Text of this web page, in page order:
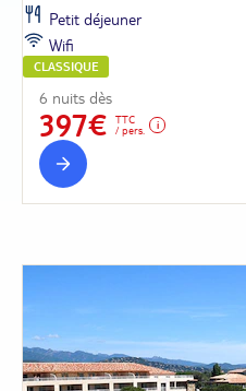
Petit déjeuner
Wifi
CLASSIQUE
6 nuits dès
397€
TTC
/ pers.